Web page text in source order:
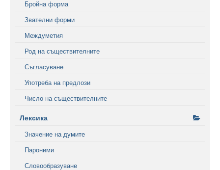
Бройна форма
Звателни форми
Междуметия
Род на съществителните
Съгласуване
Употреба на предлози
Число на съществителните
Лексика
Значение на думите
Пароними
Словообразуване